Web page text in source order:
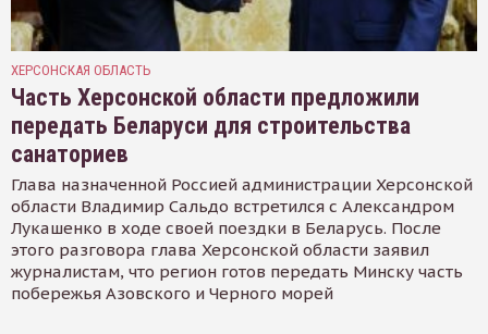
ХЕРСОНСКАЯ ОБЛАСТЬ
Часть Херсонской области предложили
передать Беларуси для строительства
санаториев
Глава назначенной Россией администрации Херсонской
области Владимир Сальдо встретился с Александром
Лукашенко в ходе своей поездки в Беларусь. После
этого разговора глава Херсонской области заявил
журналистам, что регион готов передать Минску часть
побережья Азовского и Черного морей